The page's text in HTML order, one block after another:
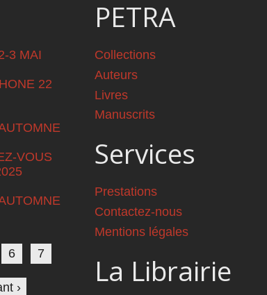
3 MAI
22
VOUS
6 7
›
PETRA
Collections
Auteurs
Livres
Manuscrits
Services
Prestations
Contactez-nous
Mentions légales
La Librairie